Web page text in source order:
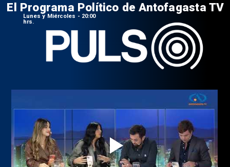
El Programa Político de Antofagasta TV
Lunes y Miércoles - 20:00
hrs.